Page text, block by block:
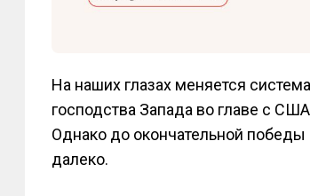
На наших глазах меняется
господства Запада во главе с
Однако до окончательной
далеко.